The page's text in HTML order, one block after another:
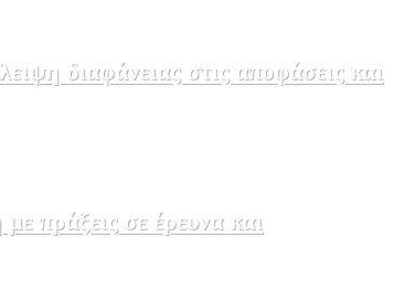
διαφάνειας στις αποφάσεις και
πράξεις σε έρευνα και